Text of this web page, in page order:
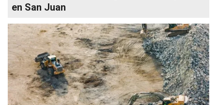
en San Juan